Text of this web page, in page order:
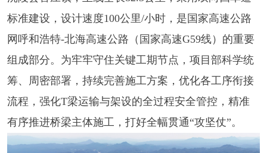
标准建设，设计速度100公里/小时，是国家高速公路
网呼和浩特-北海高速公路（国家高速G59线）的重要
组成部分。为牢牢守住关键工期节点，项目部科学统
筹、周密部署，持续完善施工方案，优化各工序衔接
流程，强化T梁运输与架设的全过程安全管控，精准
有序推进桥梁主体施工，打好全幅贯通“攻坚仗”。